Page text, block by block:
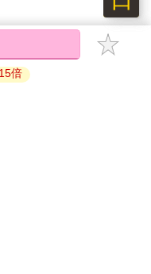
的e書櫃」，點選線上
倍